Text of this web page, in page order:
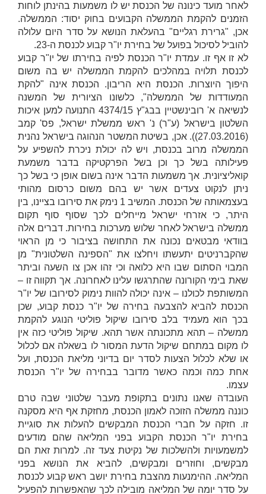
לאחר מועד כינונה של הכנסת יש לו משמעות בהינתן לוחות
הזמנים להקמת הממשלה הקבועים בחוק יסוד: הממשלה.
אכן, "גרירת רגליים" בהעלאת הנושא על סדר היום עלולה
להוביל לסיכול בפועל של בחירת יו"ר קבוע לכנסת ה-23.
לא זו אף זו. עמדת יו"ר הכנסת לפיה בחירתו של יו"ר קבוע
לכנסת תלויה במהלכים להקמת הממשלה יש בה משום
היפוך היוצרות. הכנסת היא הריבון. הכנסת אינה "להקת
המעודדות של הממשלה", כלשונו הציורית של המשנה
לנשיאה א' רובינשטיין בבג"ץ 4374/15
התנועה למען איכות
השלטון בישראל (ע"ר) נ' ראש ממשלת ישראל, פס' קמב
(27.03.2016)). אכן, בשיטת המשטר הנהוגה בישראל נהנית
הממשלה מרוב בכנסת, ויש לה יכולת ניכרת להשפיע על
פעילותה בשל כך וכן בשל הפרקטיקה בדבר משמעת
קואליציונית. אך משמעות הדבר אינה בשום אופן כי בשל כך
ניתן לנקוט צעדים אשר יש בהם משום כרסום מהותי
בעצמאותה של הכנסת. המשיב 1 נימק את סירובו בציינו, בין
היתר, כי אזרחי ישראל מייחלים לכך שסוף סוף תקום
ממשלה בישראל לאחר שלוש מערכות בחירות. דברים אלה
בוודאי מבטאים נכונה את התחושה בציבור כי מן הראוי
שהקברניטים יתעשתו ויחלצו את "הספינה השלטונית" מן
המבוי הסתום שבו היא כלואה וכי זהו אכן צו השעה וביתר
שאת בימי הקורונה שהתרגשו עלינו לאחרונה. אך תקווה זו –
המשותפת לכולנו – אינה יכולה להוות נימוק לסירובו של יו"ר
הכנסת להביא להצבעה בחירה של יו"ר כנסת קבוע, שכן
בכך הוא מעמיד בלב סירובו שיקול פוליטי הנוגע להקמת
ממשלה – תהא מתכונתה אשר תהא. שיקול פוליטי כזה אין
לו מקום במתחם שיקול הדעת המסור לו בשאלה אם לכלול
או שלא לכלול הצעות לסדר יום בדיוני מליאת הכנסת, ועל
אחת כמה וכמה כאשר מדובר בבחירה של יו"ר הכנסת
עצמו.
העובדה שאנו נתונים בתקופת מעבר שלטוני שבה טרם
כוננה ממשלה הזוכה לאמון הכנסת, מחזקת אף היא מסקנה
זו. חזקה על חברי הכנסת המבקשים להעלות את סוגיית
בחירת יו"ר הכנסת הקבוע בפני המליאה שהם מודעים
למשמעויות ולהשלכות של נקיטת צעד זה. למרות זאת הם
מבקשים, וחוזרים ומבקשים, להביא את הנושא בפני
המליאה. ההימנעות מהצבת בחירת יושב ראש קבוע לכנסת
על סדר יומה של המליאה מובילה לכך שהאפשרות להפעיל